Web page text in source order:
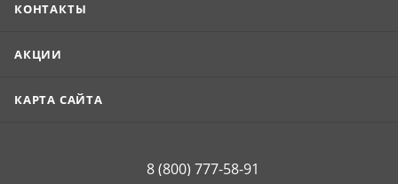
КОНТАКТЫ
АКЦИИ
КАРТА САЙТА
8 (800) 777-58-91